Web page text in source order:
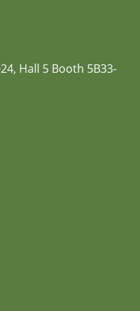
Hall 5 Booth 5B33-